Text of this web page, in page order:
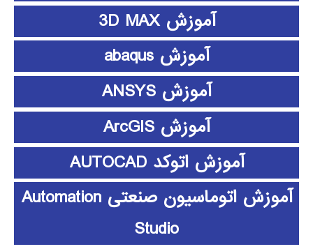
آموزش 3D MAX
آموزش abaqus
آموزش ANSYS
آموزش ArcGIS
آموزش اتوکد AUTOCAD
آموزش اتوماسیون صنعتی Automation
Studio